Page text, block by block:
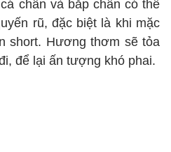
chân và bắp chân có thể
rũ, đặc biệt là khi mặc
short. Hương thơm sẽ tỏa
để lại ấn tượng khó phai.